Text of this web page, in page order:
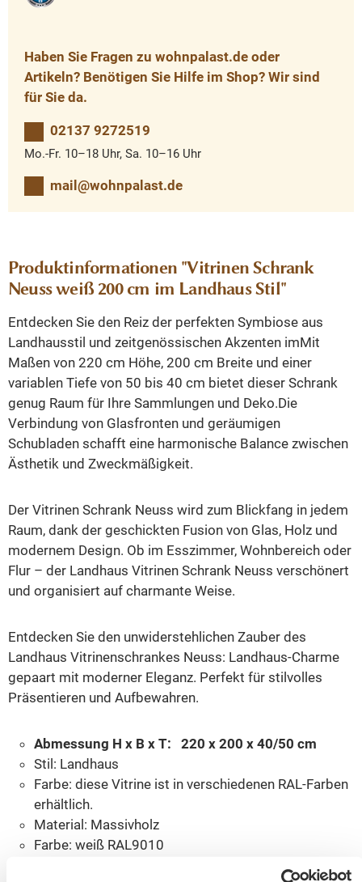
Haben Sie Fragen zu wohnpalast.de oder
Artikeln? Benötigen Sie Hilfe im Shop? Wir sind
für Sie da.
02137 9272519
Mo.-Fr. 10–18 Uhr, Sa. 10–16 Uhr
mail@wohnpalast.de
Produktinformationen "Vitrinen Schrank
Neuss weiß 200 cm im Landhaus Stil"
Entdecken Sie den Reiz der perfekten Symbiose aus
Landhausstil und zeitgenössischen Akzenten imMit
Maßen von 220 cm Höhe, 200 cm Breite und einer
variablen Tiefe von 50 bis 40 cm bietet dieser Schrank
genug Raum für Ihre Sammlungen und Deko.Die
Verbindung von Glasfronten und geräumigen
Schubladen schafft eine harmonische Balance zwischen
Ästhetik und Zweckmäßigkeit.
Der Vitrinen Schrank Neuss wird zum Blickfang in jedem
Raum, dank der geschickten Fusion von Glas, Holz und
modernem Design. Ob im Esszimmer, Wohnbereich oder
Flur – der Landhaus Vitrinen Schrank Neuss verschönert
und organisiert auf charmante Weise.
Entdecken Sie den unwiderstehlichen Zauber des
Landhaus Vitrinenschrankes Neuss: Landhaus-Charme
gepaart mit moderner Eleganz. Perfekt für stilvolles
Präsentieren und Aufbewahren.
Abmessung H x B x T: 220 x 200 x 40/50 cm
Stil: Landhaus
Farbe: diese Vitrine ist in verschiedenen RAL-Farben
erhältlich.
Material: Massivholz
Farbe: weiß RAL9010